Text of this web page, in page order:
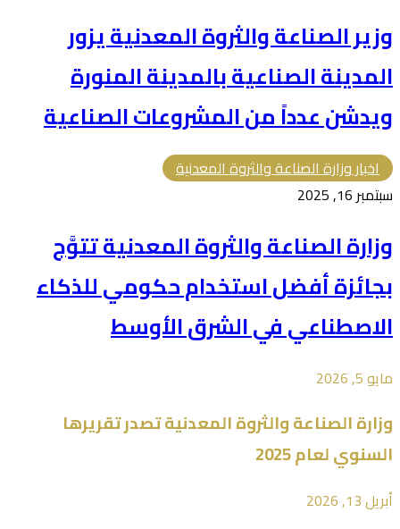
وزير الصناعة والثروة المعدنية يزور
المدينة الصناعية بالمدينة المنورة
ويدشن عدداً من المشروعات الصناعية
اخبار وزارة الصناعة والثروة المعدنية
سبتمبر 16, 2025
وزارة الصناعة والثروة المعدنية تتوَّج
بجائزة أفضل استخدام حكومي للذكاء
الاصطناعي في الشرق الأوسط
مايو 5, 2026
وزارة ⁧الصناعة والثروة المعدنية⁩ تصدر تقريرها
السنوي لعام 2025
أبريل 13, 2026